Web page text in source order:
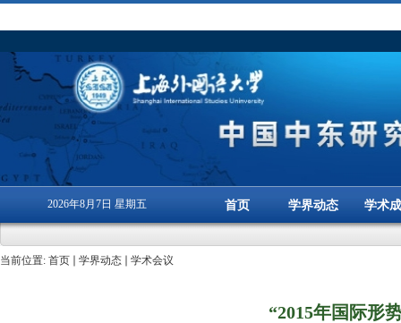
2026年8月7日 星期五 首页 学界动态 学术
当前位置: 首页 学界动态 学术会议
“2015年国际形